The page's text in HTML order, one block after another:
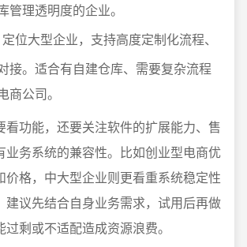
管理透明度的企业。
定位大型企业，支持高度定制化流程、
接。适合有自建仓库、需要复杂流程
商公司。
看功能，还要关注软件的扩展能力、售
业务系统的兼容性。比如创业型电商优
价格，中大型企业则更看重系统稳定性
建议先结合自身业务需求，试用后再做
剩或不适配造成资源浪费。